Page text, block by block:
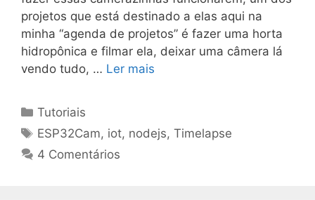
projetos que está destinado a elas aqui na
minha “agenda de projetos” é fazer uma horta
hidropônica e filmar ela, deixar uma câmera lá
vendo tudo, … Ler mais
Categorias
Tutoriais
Tags
ESP32Cam, iot, nodejs,Timelapse
4 Comentários